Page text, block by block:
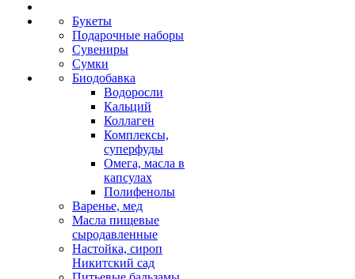
Букеты
Подарочные наборы
Сувениры
Сумки
Биодобавка
Водоросли
Кальций
Коллаген
Комплексы,
суперфуды
Омега, масла в
капсулах
Полифенолы
Варенье, мед
Масла пищевые
сыродавленные
Настойка, сироп
Никитский сад